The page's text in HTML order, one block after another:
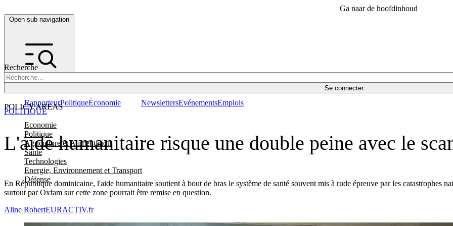
Ga naar de hoofdinhoud
Open sub navigation
Recherche
Se connecter
POLICY AREAS
Economie
Politique
Agriculture et Alimentation
Santé
Technologies
Energie, Environnement et Transport
Défense
RapporteurPolitiqueÉconomie NewslettersEvénementsEmplois
L'aide humanitaire risque une double peine avec le
En République dominicaine, l'aide humanitaire soutient à bout de bras le système de santé souvent mis à rude épreuve par les catastrophes
surtout par Oxfam sur cette zone pourrait être remise en question.
POLITIQUE
Aline RobertEURACTIV.fr